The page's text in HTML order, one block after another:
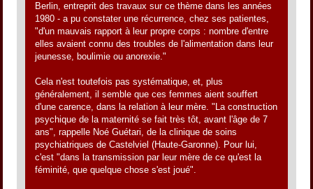
Berlin, entreprit des travaux sur ce thème dans les années
1980 - a pu constater une récurrence, chez ses patientes,
"d'un mauvais rapport à leur propre corps : nombre d'entre
elles avaient connu des troubles de l'alimentation dans leur
jeunesse, boulimie ou anorexie."
Cela n'est toutefois pas systématique, et, plus
généralement, il semble que ces femmes aient souffert
d'une carence, dans la relation à leur mère. "La construction
psychique de la maternité se fait très tôt, avant l'âge de 7
ans", rappelle Noé Guétari, de la clinique de soins
psychiatriques de Castelviel (Haute-Garonne). Pour lui,
c'est "dans la transmission par leur mère de ce qu'est la
féminité, que quelque chose s'est joué".